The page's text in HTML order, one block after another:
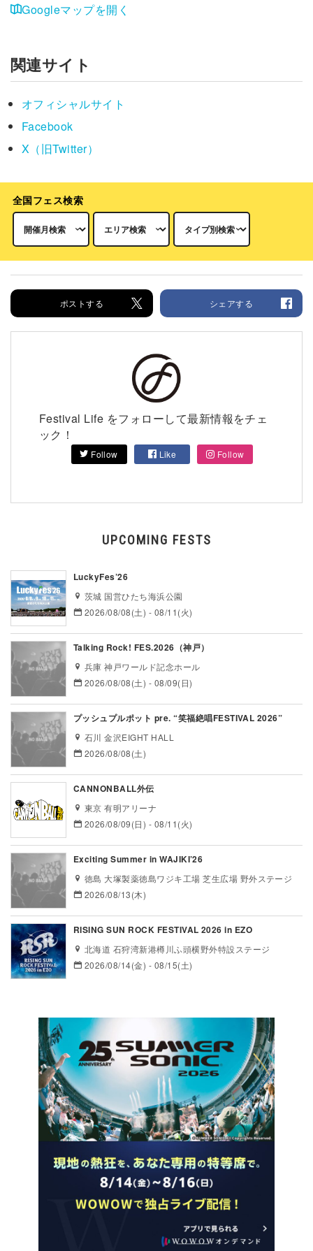
Googleマップを開く
関連サイト
オフィシャルサイト
Facebook
X（旧Twitter）
全国フェス検索
ポストする シェアする
Festival Life をフォローして最新情報をチェ
ック！
Follow Like Follow
UPCOMING FESTS
LuckyFes’26
茨城 国営ひたち海浜公園
2026/08/08(土) - 08/11(火)
Talking Rock! FES.2026（神戸）
兵庫 神戸ワールド記念ホール
2026/08/08(土) - 08/09(日)
プッシュプルポット pre. “笑福絶唱FESTIVAL 2026”
石川 金沢EIGHT HALL
2026/08/08(土)
CANNONBALL外伝
東京 有明アリーナ
2026/08/09(日) - 08/11(火)
Exciting Summer in WAJIKI’26
徳島 大塚製薬徳島ワジキ工場 芝生広場 野外ステージ
2026/08/13(木)
RISING SUN ROCK FESTIVAL 2026 in EZO
北海道 石狩湾新港樽川ふ頭横野外特設ステージ
2026/08/14(金) - 08/15(土)